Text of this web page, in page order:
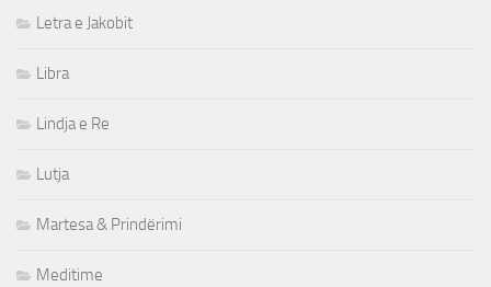
Letra e Jakobit
Libra
Lindja e Re
Lutja
Martesa & Prindërimi
Meditime